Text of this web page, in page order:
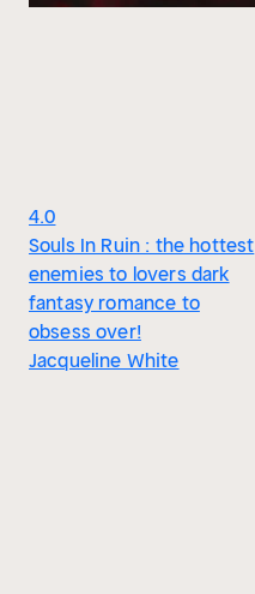
4.0
Souls In Ruin : the hottest
enemies to lovers dark
fantasy romance to
obsess over!
Jacqueline White